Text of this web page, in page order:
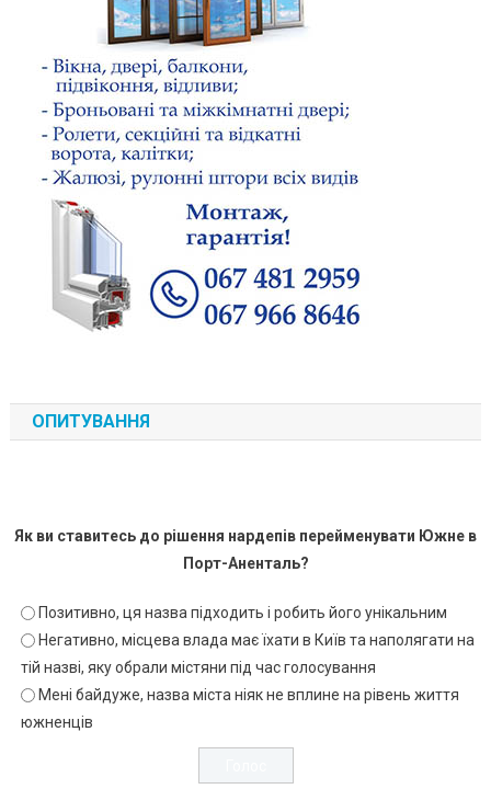
ОПИТУВАННЯ
Як ви ставитесь до рішення нардепів перейменувати Южне в
Порт-Аненталь?
Позитивно, ця назва підходить і робить його унікальним
Негативно, місцева влада має їхати в Київ та наполягати на
тій назві, яку обрали містяни під час голосування
Мені байдуже, назва міста ніяк не вплине на рівень життя
южненців